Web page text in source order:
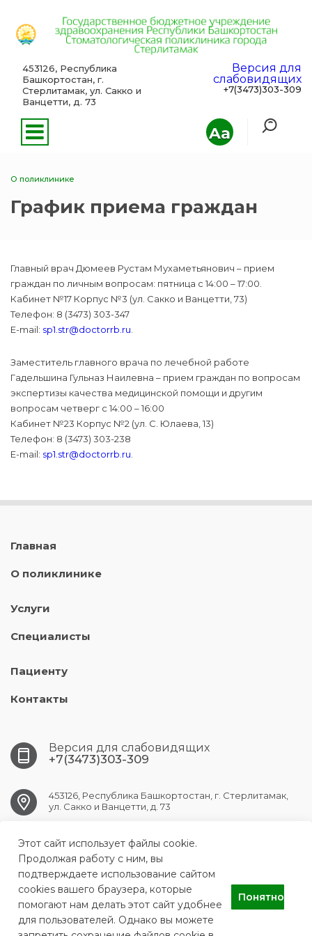
Aa
453126, Республика
Башкортостан, г.
Стерлитамак, ул. Сакко и
Ванцетти, д. 73
Версия для
слабовидящих
+7(3473)303-309
О поликлинике
График приема граждан
Главный врач Дюмеев Рустам Мухаметьянович – прием
граждан по личным вопросам: пятница с 14:00 – 17:00.
Кабинет №17 Корпус №3 (ул. Сакко и Ванцетти, 73)
Телефон: 8 (3473) 303-347
E-mail: sp1.str@doctorrb.ru
Заместитель главного врача по лечебной работе
Гадельшина Гульназ Наилевна – прием граждан по вопросам
экспертизы качества медицинской помощи и другим
вопросам четверг с 14:00 – 16:00
Кабинет №23 Корпус №2 (ул. С. Юлаева, 13)
Телефон: 8 (3473) 303-238
E-mail: sp1.str@doctorrb.ru
Главная
О поликлинике
Услуги
Специалисты
Пациенту
Контакты
Версия для слабовидящих
+7(3473)303-309
453126, Республика Башкортостан, г. Стерлитамак,
ул. Сакко и Ванцетти, д. 73
str.sp1@doctorrb.ru
ГБУЗ РБ СП г. Стерлитамак
Этот сайт использует файлы cookie.
Продолжая работу с ним, вы
подтверждаете использование сайтом
cookies вашего браузера, которые
помогают нам делать этот сайт удобнее
для пользователей. Однако вы можете
Понятно